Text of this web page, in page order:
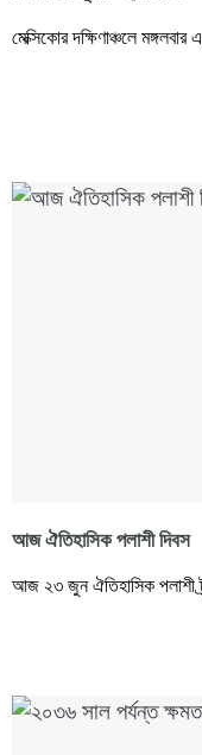
মেক্সিকোর দক্ষিণাঞ্চলে
আজ ঐতিহাসিক পলাশী দিবস
আজ ২৩ জুন ঐতিহাসিক পলাশী